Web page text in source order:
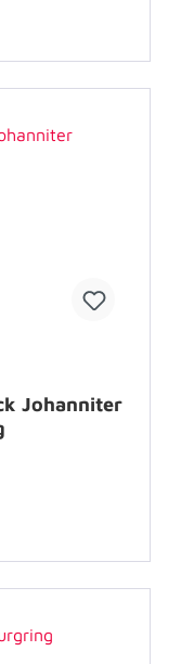
Johanniter